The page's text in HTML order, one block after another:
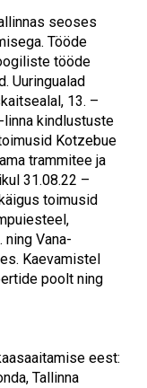
seoses
Tööde
tööde
Uuringualad
13. –
linna kindlustuste
Kotzebue
trammitee ja
31.08.22 –
toimusid
ning Vana-
Kaevamistel
poolt ning
eest:
Tallinna